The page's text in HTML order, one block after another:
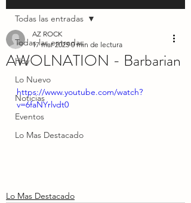
Todas las entradas
Hoy
Lo Nuevo
Noticias
Eventos
Lo Mas Destacado
Todas las entradas
AWOLNATION - Barbarian
AZ ROCK
17 mar 2025 0 min de lectura
https://www.youtube.com/watch?
v=6faNYrlvdt0
Lo Mas Destacado